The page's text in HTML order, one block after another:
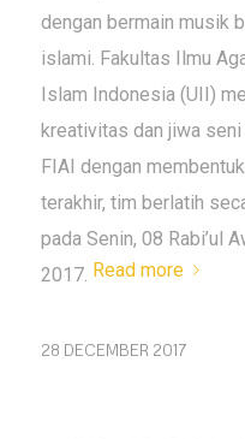
dengan bermain musik
islami. Fakultas Ilmu
Islam Indonesia (UII)
kreativitas dan jiwa
FIAI dengan
terakhir, tim berlatih
pada Senin, 08 Rabi’ul
2017. Read more
28 DECEMBER 2017